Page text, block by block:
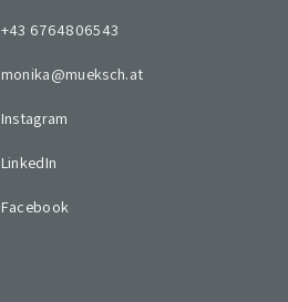
+43 6764806543
monika@mueksch.at
Instagram
LinkedIn
Facebook